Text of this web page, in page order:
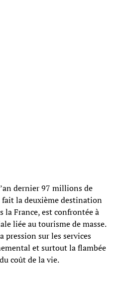
dernier 97 millions de
la deuxième destination
France, est confrontée à
liée au tourisme de masse.
pression sur les services
et surtout la flambée
coût de la vie.